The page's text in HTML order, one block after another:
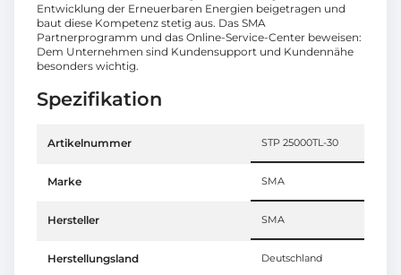
Entwicklung der Erneuerbaren Energien beigetragen und
baut diese Kompetenz stetig aus. Das SMA
Partnerprogramm und das Online-Service-Center beweisen:
Dem Unternehmen sind Kundensupport und Kundennähe
besonders wichtig.
Spezifikation
Artikelnummer STP 25000TL-30
Marke SMA
Hersteller SMA
Herstellungsland Deutschland